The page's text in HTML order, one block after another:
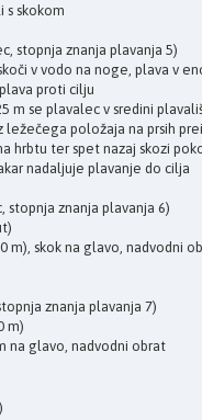
s skokom
stopnja znanja plavanja 5)
v vodo na noge, plava v
proti cilju
m se plavalec v sredini
ležečega položaja na prsih
hrbtu ter spet nazaj skozi
nadaljuje plavanje do cilja
stopnja znanja plavanja 6)
m), skok na glavo, nadvodni
znanja plavanja 7)
m)
na glavo, nadvodni obrat